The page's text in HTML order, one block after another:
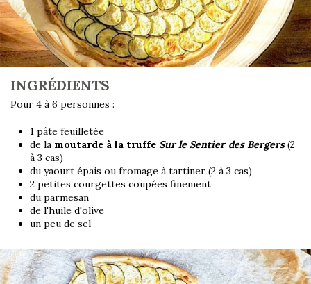
INGRÉDIENTS
Pour 4 à 6 personnes :
1 pâte feuilletée
de la moutarde à la truffe Sur le Sentier des Bergers(2
à 3 cas)
du yaourt épais ou fromage à tartiner (2 à 3 cas)
2 petites courgettes coupées finement
du parmesan
de l'huile d'olive
un peu de sel